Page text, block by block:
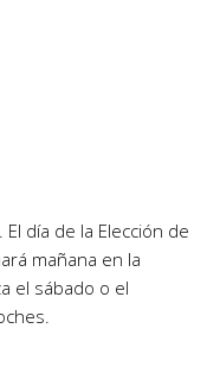
día de la Elección de
mañana en la
el sábado o el